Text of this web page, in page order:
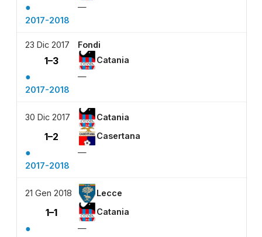
●
—
2017-2018
23 Dic 2017 Fondi
1–3 Catania
●
—
2017-2018
30 Dic 2017 Catania
1–2 Casertana
●
—
2017-2018
21 Gen 2018 Lecce
1–1 Catania
●
—